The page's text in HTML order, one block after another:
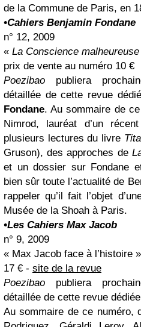
de la Commune de Paris, en
•Cahiers Benjamin Fondane
n° 12, 2009
« La Conscience malheureuse
prix de vente au numéro 10 €
Poezibao publiera
détaillée de cette revue
Fondane. Au sommaire de
Nimrod, lauréat d’un
plusieurs lectures du livre
Gruson), des approches de
et un dossier sur Fondane
bien sûr toute l’actualité de
rappeler qu’il fait l’objet
Musée de la Shoah à Paris.
•Les Cahiers Max Jacob
n° 9, 2009
« Max Jacob face à l’histoire »
17 € - site de la revue
Poezibao publiera
détaillée de cette revue
Au sommaire de ce numéro,